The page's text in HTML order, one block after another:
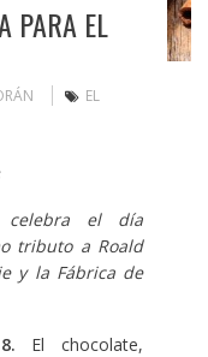
PARA EL
EL
celebra el día
tributo a Roald
y la Fábrica de
El chocolate,